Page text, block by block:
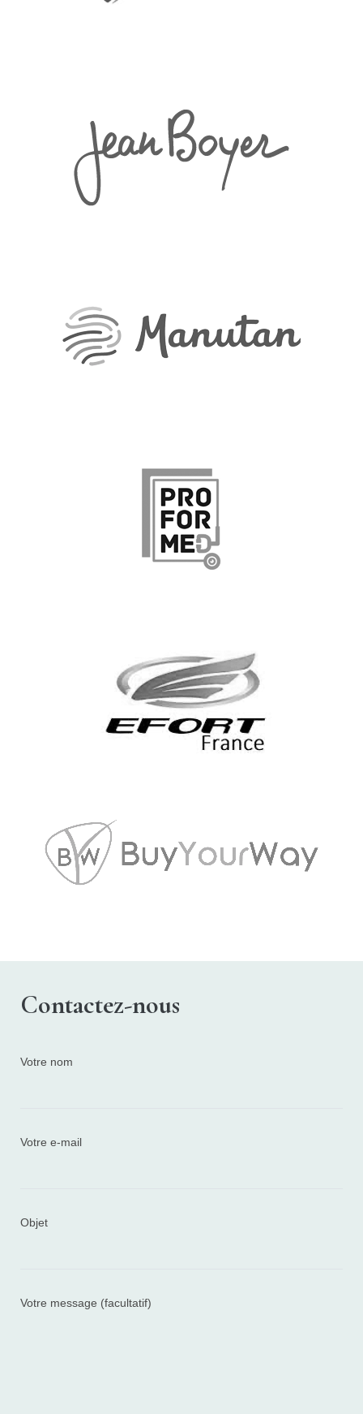
Contactez-nous
Votre nom
Votre e-mail
Objet
Votre message (facultatif)